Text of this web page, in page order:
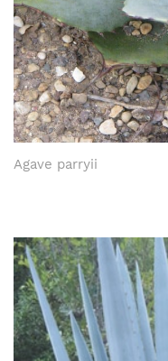
Agave parryii